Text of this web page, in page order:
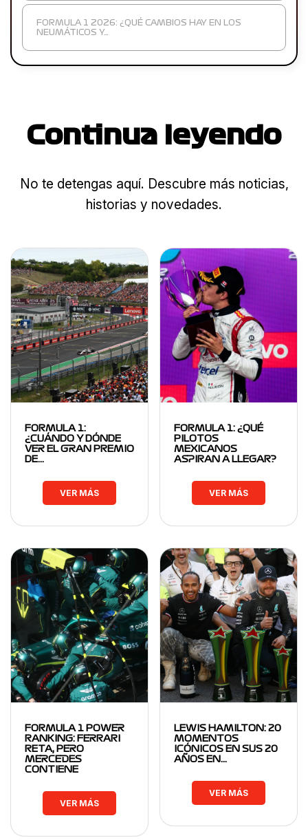
FORMULA 1 2026: ¿QUÉ CAMBIOS HAY EN LOS
NEUMÁTICOS Y…
Continua leyendo
No te detengas aquí. Descubre más noticias,
historias y novedades.
FORMULA 1:
¿CUÁNDO Y DÓNDE
VER EL GRAN PREMIO
DE…
VER MÁS
FORMULA 1: ¿QUÉ
PILOTOS
MEXICANOS
ASPIRAN A LLEGAR?
VER MÁS
FORMULA 1 POWER
RANKING: FERRARI
RETA, PERO
MERCEDES
CONTIENE
VER MÁS
LEWIS HAMILTON: 20
MOMENTOS
ICÓNICOS EN SUS 20
AÑOS EN…
VER MÁS